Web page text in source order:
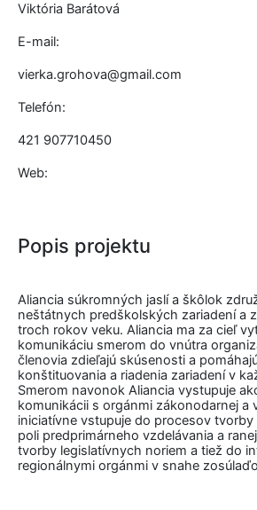
Viktória Barátová
E-mail:
vierka.grohova@gmail.com
Telefón:
421 907710450
Web:
Popis projektu
Aliancia súkromných jaslí a škôlok
neštátnych predškolských zariadení a
troch rokov veku. Aliancia ma za cieľ
komunikáciu smerom do vnútra
členovia zdieľajú skúsenosti a
konštituovania a riadenia zariadení v
Smerom navonok Aliancia vystupuje
komunikácii s orgánmi zákonodarnej a
iniciatívne vstupuje do procesov
poli predprimárneho vzdelávania a
tvorby legislatívnych noriem a tiež do
regionálnymi orgánmi v snahe